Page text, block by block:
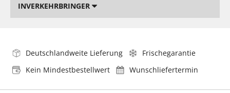
INVERKEHRBRINGER
Deutschlandweite Lieferung
Frischegarantie
Kein Mindestbestellwert
Wunschliefertermin